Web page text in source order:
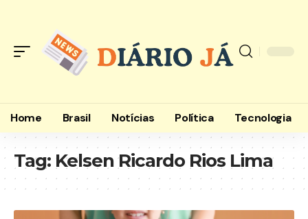
Home Brasil Notícias Política Tecnologia
Tag: Kelsen Ricardo Rios Lima